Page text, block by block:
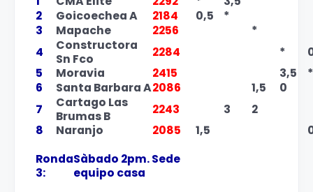
2
Goicoechea A 2184 0,5
*
3
Mapache 2256
*
4
Constructora
Sn Fco
2284 *
5
Moravia 2415 3,5
*
6
Santa Barbara A2086 1,5
0
7
Cartago Las
Brumas B
2243 3
2
8
Naranjo 2085 1,5
Ronda
3:
Sàbado 2pm. Sede
equipo casa